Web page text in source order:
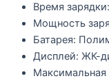
Время
Мощность
Батарея:
Дисплей: ЖК-
Максимальная